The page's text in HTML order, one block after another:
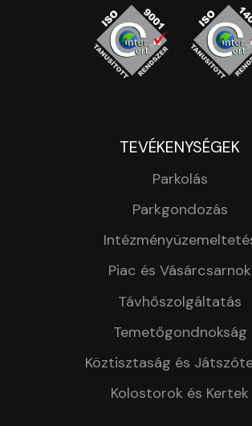
TEVÉKENYSÉGEK
Parkolás
Parkgondozás
Piac és Vásárcsarnok
Távhőszolgáltatás
Temetőgondnokság
Köztisztaság és
Kolostorok és Kertek